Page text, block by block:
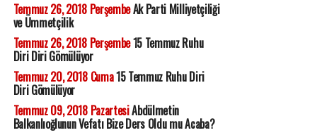
Temmuz 26, 2018 PerşembeAk Parti Milliyetçiliği
ve Ümmetçilik
Temmuz 26, 2018 Perşembe15 Temmuz Ruhu
Diri Diri Gömülüyor
Temmuz 20, 2018 Cuma15 Temmuz Ruhu Diri
Diri Gömülüyor
Temmuz 09, 2018 PazartesiAbdülmetin
Balkanlıoğlunun Vefatı Bize Ders Oldu mu Acaba?